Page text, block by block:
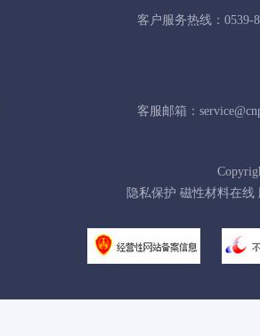
客户服务热线：0539-
客服邮箱：
隐私保护 磁性材料在线